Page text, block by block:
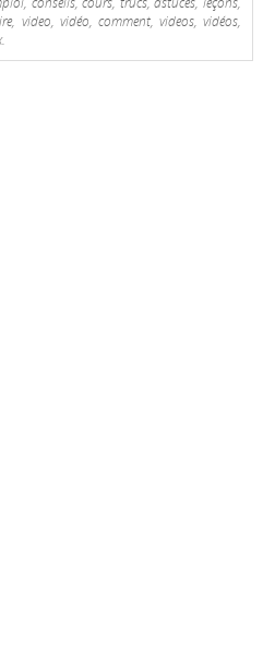
video, vidéo, comment, videos, vidéos,